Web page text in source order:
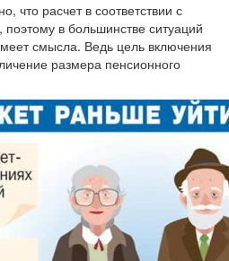
что расчет в соответствии с
в большинстве ситуаций
смысла. Ведь цель включения
размера пенсионного